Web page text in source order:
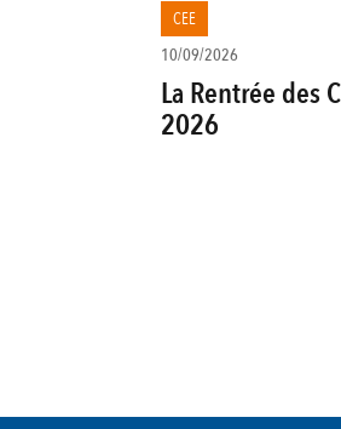
CEE
10/09/2026
La Rentrée des
2026